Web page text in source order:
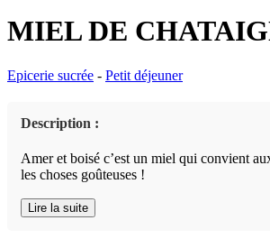
MIEL DE
Epicerie sucrée - Petit déjeuner
Description :
Amer et boisé c’est un miel qui convient
les choses goûteuses !
Lire la suite